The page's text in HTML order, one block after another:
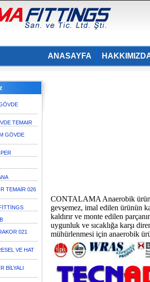
ANASAYFA
TEMAIR
GÖVDE
TEMAİR 026
021
VE HAT
BİLYALI
CONTALAMA Anaerobik
gevşemez, imal edilen ürünün
kaldırır ve monte edilen
uygunluk ve sıcaklığa karşı
mühürlenmesi için anaerobik